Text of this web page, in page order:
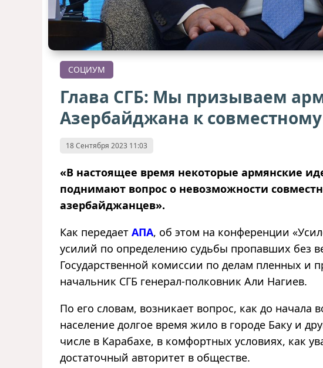
СОЦИУМ
Глава СГБ: Мы призываем
Азербайджана к
18 Сентября 2023 11:03
«В настоящее время некоторые армянские
поднимают вопрос о невозможности
азербайджанцев».
Как передает АПА, об этом на конференции
усилий по определению судьбы пропавших без
Государственной комиссии по делам пленных и
начальник СГБ генерал-полковник Али Нагиев.
По его словам, возникает вопрос, как до начала
население долгое время жило в городе Баку и
числе в Карабахе, в комфортных условиях, как
достаточный авторитет в обществе.